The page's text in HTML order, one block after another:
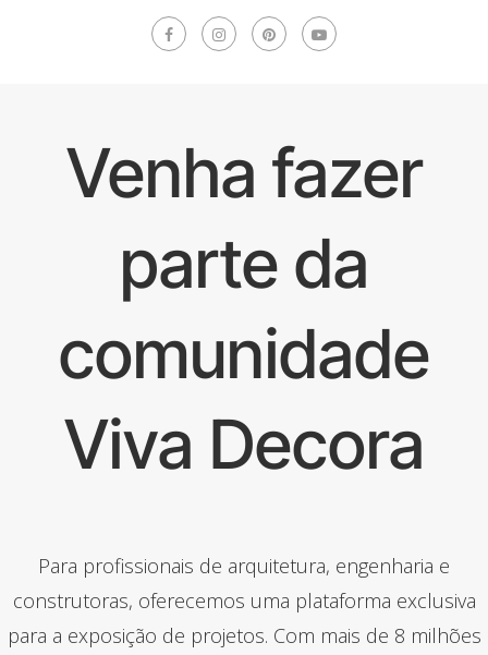
Venha fazer
parte da
comunidade
Viva Decora
Para profissionais de arquitetura, engenharia e
construtoras, oferecemos uma plataforma exclusiva
para a exposição de projetos. Com mais de 8 milhões